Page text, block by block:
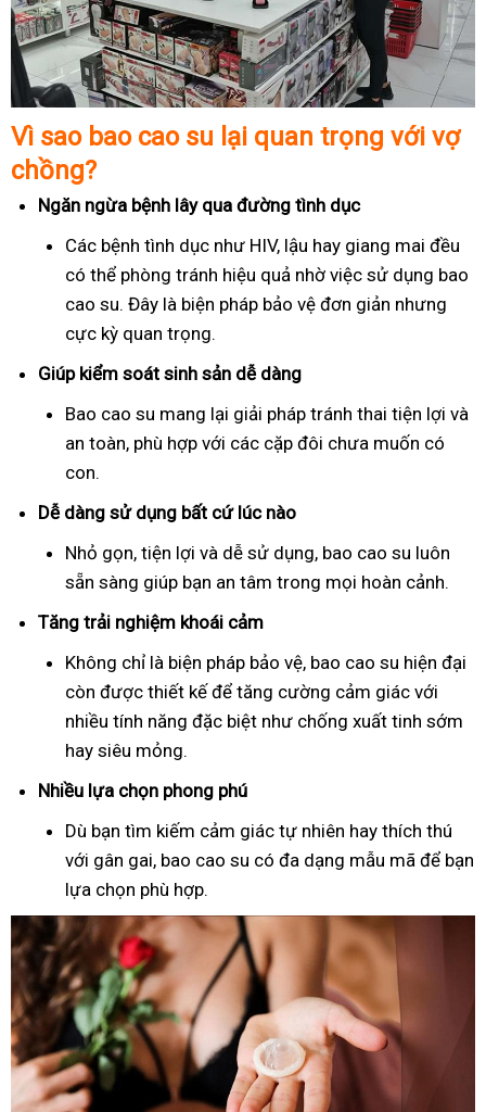
Vì sao bao cao su lại quan trọng với vợ
chồng?
Ngăn ngừa bệnh lây qua đường tình dục
Các bệnh tình dục như HIV, lậu hay giang mai đều
có thể phòng tránh hiệu quả nhờ việc sử dụng bao
cao su. Đây là biện pháp bảo vệ đơn giản nhưng
cực kỳ quan trọng.
Giúp kiểm soát sinh sản dễ dàng
Bao cao su mang lại giải pháp tránh thai tiện lợi và
an toàn, phù hợp với các cặp đôi chưa muốn có
con.
Dễ dàng sử dụng bất cứ lúc nào
Nhỏ gọn, tiện lợi và dễ sử dụng, bao cao su luôn
sẵn sàng giúp bạn an tâm trong mọi hoàn cảnh.
Tăng trải nghiệm khoái cảm
Không chỉ là biện pháp bảo vệ, bao cao su hiện đại
còn được thiết kế để tăng cường cảm giác với
nhiều tính năng đặc biệt như chống xuất tinh sớm
hay siêu mỏng.
Nhiều lựa chọn phong phú
Dù bạn tìm kiếm cảm giác tự nhiên hay thích thú
với gân gai, bao cao su có đa dạng mẫu mã để bạn
lựa chọn phù hợp.